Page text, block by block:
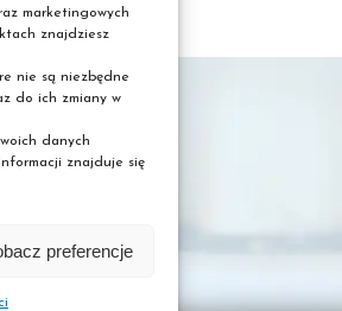
marketingowych
znajdziesz
nie są niezbędne
do ich zmiany w
danych
znajduje się
preferencje